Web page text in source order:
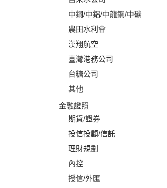
中鋼/中鋁/中龍鋼/中碳
農田水利會
漢翔航空
臺灣港務公司
台糖公司
其他
金融證照
期貨/證券
投信投顧/信託
理財規劃
內控
授信/外匯